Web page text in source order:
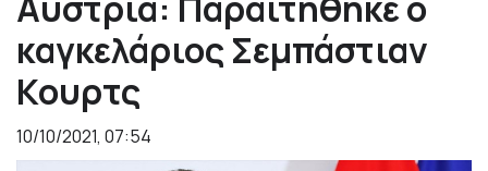
καγκελάριος Σεμπάστιαν
Κουρτς
10/10/2021, 07:54